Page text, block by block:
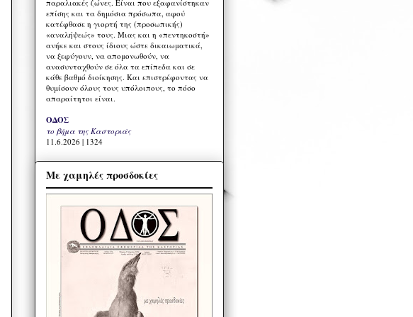
παραλιακές ζώνες. Είναι που εξαφανίστηκαν
επίσης και τα δημόσια πρόσωπα, αφού
κατέφθασε η γιορτή της (προσωπικής)
«αναλήψεώς» τους. Μιας και η «πεντηκοστή»
ανήκε και στους ίδιους ώστε δικαιωματικά,
να ξεφύγουν, να απομονωθούν, να
ανασυνταχθούν σε όλα τα επίπεδα και σε
κάθε βαθμό διοίκησης. Και επιστρέφοντας να
θυμίσουν όλους τους υπόλοιπους, το πόσο
απαραίτητοι είναι.
ΟΔΟΣ
το βήμα της Καστοριάς
11.6.2026 | 1324
Με χαμηλές προσδοκίες